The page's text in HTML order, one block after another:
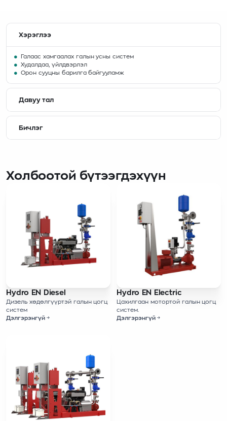
Хэрэглээ
Галаас хамгаалах галын усны систем
Худалдаа, үйлдвэрлэл
Орон сууцны барилга байгууламж
Давуу тал
Бичлэг
Холбоотой бүтээгдэхүүн
Hydro EN Diesel
Дизель хөдөлгүүртэй галын цогц
систем
Дэлгэрэнгүй
Hydro EN Electric
Цахилгаан мотортой галын цогц
систем.
Дэлгэрэнгүй